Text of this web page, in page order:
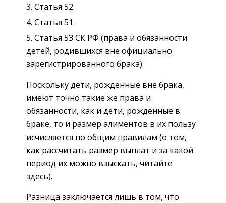
Статья 52.
Статья 51.
Статья 53 СК РФ (права и обязанности
детей, родившихся вне официально
зарегистрированного брака).
Поскольку дети, рождённые вне брака,
имеют точно такие же права и
обязанности, как и дети, рождённые в
браке, то и размер алиментов в их пользу
исчисляется по общим правилам (о том,
как рассчитать размер выплат и за какой
период их можно взыскать, читайте
здесь).
Разница заключается лишь в том, что